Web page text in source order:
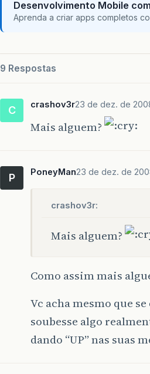
Desenvolvimento Mobile
Aprenda a criar apps completos
9 Respostas
C crashov3r23 de dez. de
Mais alguem?
P PoneyMan23 de dez. de
crashov3r:
Mais alguem?
Como assim mais
Vc acha mesmo que
soubesse algo
dando “UP” nas suas